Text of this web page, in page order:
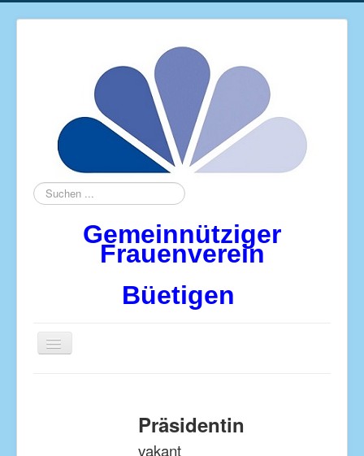
Suchen
...
Gemeinnütziger
Frauenverein
Büetigen
Navigation
an/aus
Präsidentin
vakant